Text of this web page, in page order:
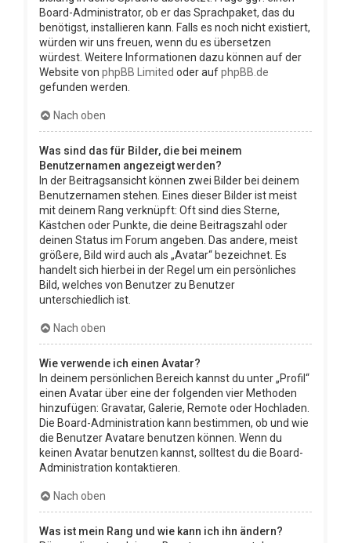
Board-Administrator, ob er das Sprachpaket, das du
benötigst, installieren kann. Falls es noch nicht existiert,
würden wir uns freuen, wenn du es übersetzen
würdest. Weitere Informationen dazu können auf der
Website von phpBB Limited oder aufphpBB.de
gefunden werden.
Nach oben
Was sind das für Bilder, die bei meinem
Benutzernamen angezeigt werden?
In der Beitragsansicht können zwei Bilder bei deinem
Benutzernamen stehen. Eines dieser Bilder ist meist
mit deinem Rang verknüpft: Oft sind dies Sterne,
Kästchen oder Punkte, die deine Beitragszahl oder
deinen Status im Forum angeben. Das andere, meist
größere, Bild wird auch als „Avatar“ bezeichnet. Es
handelt sich hierbei in der Regel um ein persönliches
Bild, welches von Benutzer zu Benutzer
unterschiedlich ist.
Nach oben
Wie verwende ich einen Avatar?
In deinem persönlichen Bereich kannst du unter „Profil“
einen Avatar über eine der folgenden vier Methoden
hinzufügen: Gravatar, Galerie, Remote oder Hochladen.
Die Board-Administration kann bestimmen, ob und wie
die Benutzer Avatare benutzen können. Wenn du
keinen Avatar benutzen kannst, solltest du die Board-
Administration kontaktieren.
Nach oben
Was ist mein Rang und wie kann ich ihn ändern?